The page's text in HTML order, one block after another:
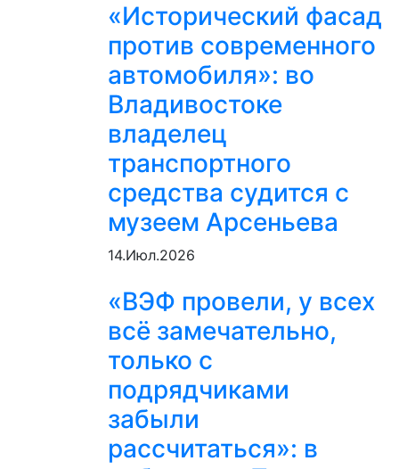
«Исторический фасад
против современного
автомобиля»: во
Владивостоке
владелец
транспортного
средства судится с
музеем Арсеньева
14.Июл.2026
«ВЭФ провели, у всех
всё замечательно,
только с
подрядчиками
забыли
рассчитаться»: в